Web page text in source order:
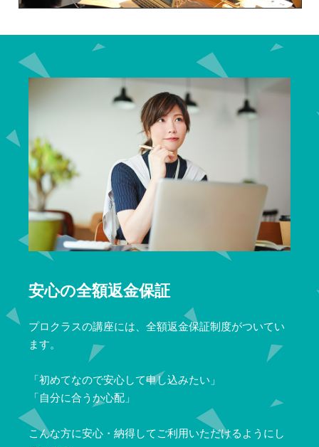
安心の全額返金保証
プロクラスの講座には、全額返金保証制度がついてい
ます。
「初めてなので安心して申し込みたい」
「自分に合うか心配」
こんな方に安心・納得してご利用いただけるようにし